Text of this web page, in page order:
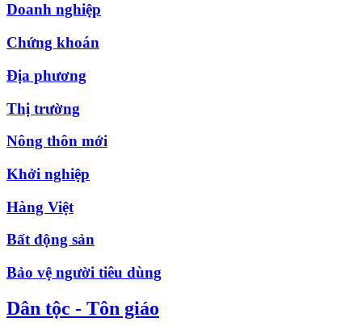
Doanh nghiệp
Chứng khoán
Địa phương
Thị trường
Nông thôn mới
Khởi nghiệp
Hàng Việt
Bất động sản
Bảo vệ người tiêu dùng
Dân tộc - Tôn giáo